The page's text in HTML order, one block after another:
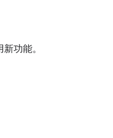
功能。